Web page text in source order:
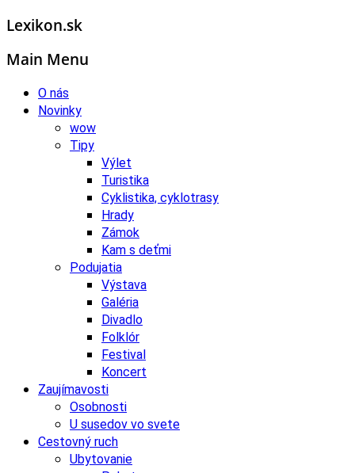
Lexikon.sk
Main Menu
O nás
Novinky
wow
Tipy
Výlet
Turistika
Cyklistika, cyklotrasy
Hrady
Zámok
Kam s deťmi
Podujatia
Výstava
Galéria
Divadlo
Folklór
Festival
Koncert
Zaujímavosti
Osobnosti
U susedov vo svete
Cestovný ruch
Ubytovanie